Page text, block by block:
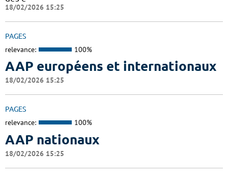
18/02/2026 15:25
PAGES
relevance: 100%
AAP européens et internationaux
18/02/2026 15:25
PAGES
relevance: 100%
AAP nationaux
18/02/2026 15:25